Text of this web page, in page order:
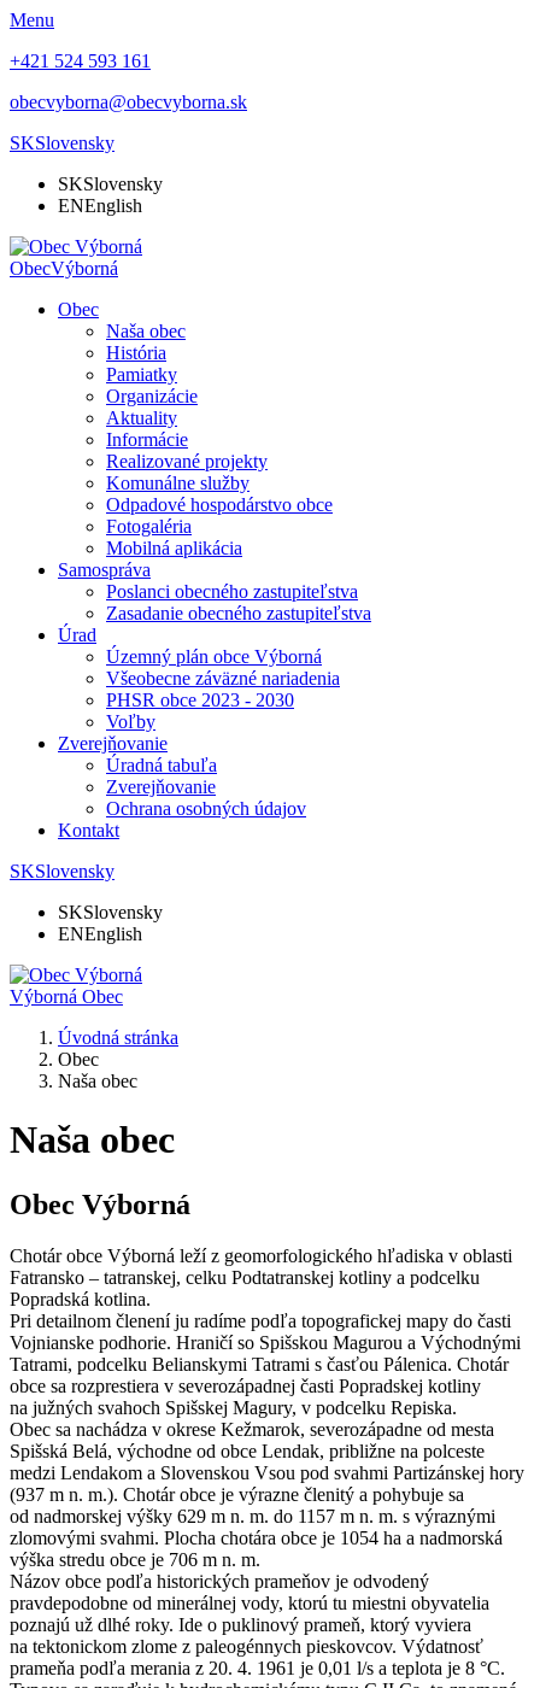
Menu
+421 524 593 161
obecvyborna@obecvyborna.sk
SKSlovensky
SKSlovensky
ENEnglish
ObecVýborná
Obec
Naša obec
História
Pamiatky
Organizácie
Aktuality
Informácie
Realizované projekty
Komunálne služby
Odpadové hospodárstvo obce
Fotogaléria
Mobilná aplikácia
Samospráva
Poslanci obecného zastupiteľstva
Zasadanie obecného zastupiteľstva
Úrad
Územný plán obce Výborná
Všeobecne záväzné nariadenia
PHSR obce 2023 - 2030
Voľby
Zverejňovanie
Úradná tabuľa
Zverejňovanie
Ochrana osobných údajov
Kontakt
SKSlovensky
SKSlovensky
ENEnglish
Výborná Obec
Úvodná stránka
Obec
Naša obec
Naša obec
Obec Výborná
Chotár obce Výborná leží z geomorfologického hľadiska v oblasti
Fatransko – tatranskej, celku Podtatranskej kotliny a podcelku
Popradská kotlina.
Pri detailnom členení ju radíme podľa topografickej mapy do časti
Vojnianske podhorie. Hraničí so Spišskou Magurou a Východnými
Tatrami, podcelku Belianskymi Tatrami s časťou Pálenica. Chotár
obce sa rozprestiera v severozápadnej časti Popradskej kotliny
na južných svahoch Spišskej Magury, v podcelku Repiska.
Obec sa nachádza v okrese Kežmarok, severozápadne od mesta
Spišská Belá, východne od obce Lendak, približne na polceste
medzi Lendakom a Slovenskou Vsou pod svahmi Partizánskej hory
(937 m n. m.). Chotár obce je výrazne členitý a pohybuje sa
od nadmorskej výšky 629 m n. m. do 1157 m n. m. s výraznými
zlomovými svahmi. Plocha chotára obce je 1054 ha a nadmorská
výška stredu obce je 706 m n. m.
Názov obce podľa historických prameňov je odvodený
pravdepodobne od minerálnej vody, ktorú tu miestni obyvatelia
poznajú už dlhé roky. Ide o puklinový prameň, ktorý vyviera
na tektonickom zlome z paleogénnych pieskovcov. Výdatnosť
prameňa podľa merania z 20. 4. 1961 je 0,01 l/s a teplota je 8 °C.